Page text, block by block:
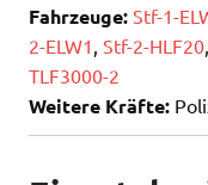
Fahrzeuge: Stf-1-
2-ELW1 Stf-2-HLF20
TLF3000-2
Weitere Kräfte: